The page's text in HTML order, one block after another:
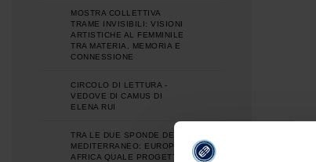
MOSTRA COLLETTIVA
TRAME INVISIBILI: VISIONI
ARTISTICHE AL FEMMINILE
TRA MATERIA, MEMORIA E
CONNESSIONE
CIRCOLO DI LETTURA -
VEDOVE DI CAMUS DI
ELENA RUI
TRA LE DUE SPONDE DEL
MEDITERRANEO: EUROPA E
AFRICA QUALE PROGETTO